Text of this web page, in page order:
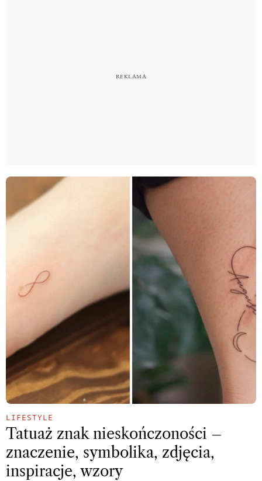
LIFESTYLE
Tatuaż znak nieskończoności –
znaczenie, symbolika, zdjęcia,
inspiracje, wzory